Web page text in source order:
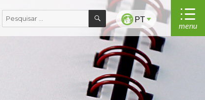
Pesquisar
por:
PESQUISAR
PT
menu